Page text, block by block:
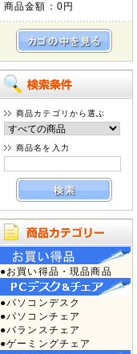
商品金額： 0円
商品カテゴリから選ぶ
商品名を入力
●お買い得品・現品商品
●パソコンデスク
●パソコンチェア
●バランスチェア
●ゲーミングチェア